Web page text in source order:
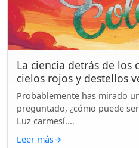
La ciencia detrás de los
cielos rojos y destellos
Probablemente has mirado
preguntado, ¿cómo puede
Luz carmesí....
Leer más→